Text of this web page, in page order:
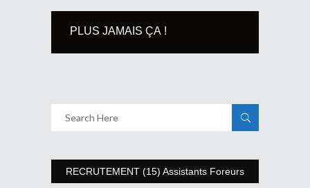
PLUS JAMAIS ÇA !
RECRUTEMENT (15) Assistants Foreurs